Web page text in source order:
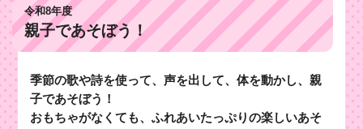
令和8年度
親子であそぼう！
季節の歌や詩を使って、声を出して、体を動かし、親
子であそぼう！
おもちゃがなくても、ふれあいたっぷりの楽しいあそ